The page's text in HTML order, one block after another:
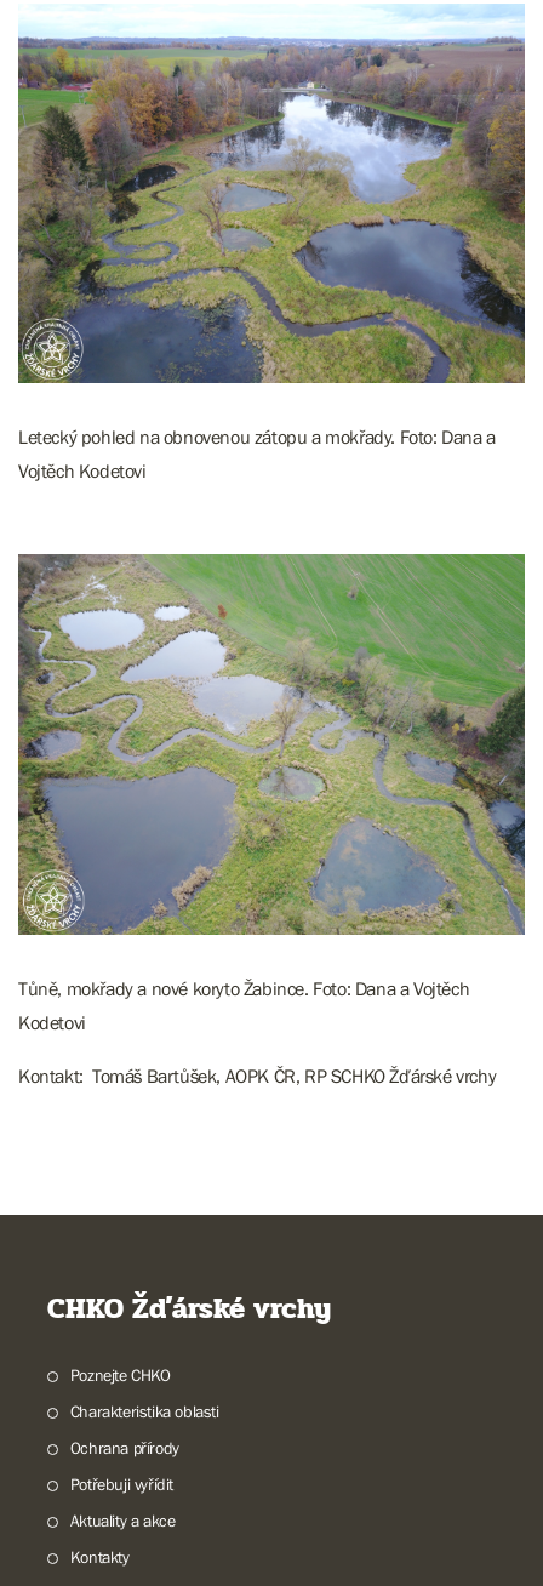
Letecký pohled na obnovenou zátopu a mokřady. Foto: Dana a
Vojtěch Kodetovi
Tůně, mokřady a nové koryto Žabince. Foto: Dana a Vojtěch
Kodetovi
Kontakt: Tomáš Bartůšek, AOPK ČR, RP SCHKO Žďárské vrchy
CHKO Žďárské vrchy
Poznejte CHKO
Charakteristika oblasti
Ochrana přírody
Potřebuji vyřídit
Aktuality a akce
Kontakty